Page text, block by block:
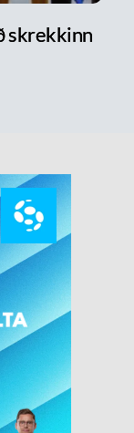
skrekkinn